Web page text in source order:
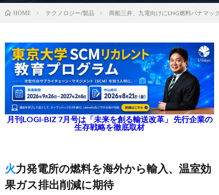
HOME テクノロジー/製品 商船三井、九電向けにLNG燃料パナマッ
月刊LOGI-BIZ 7月号は「未来を創る輸送改革」 先行企業の
生存戦略を徹底取材
火力発電所の燃料を海外から輸入、温室効
果ガス排出削減に期待